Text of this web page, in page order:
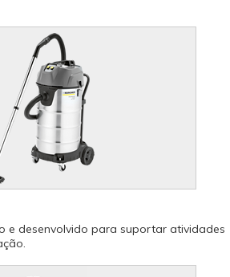
e desenvolvido para suportar atividades